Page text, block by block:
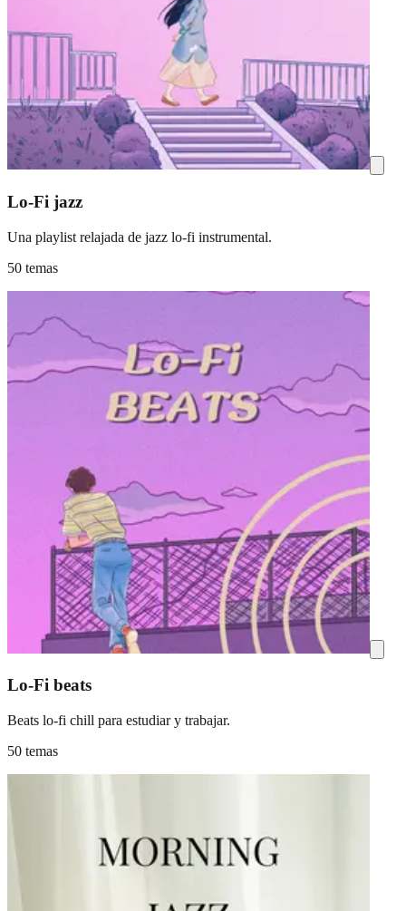
Lo-Fi jazz
Una playlist relajada de jazz lo-fi instrumental.
50 temas
Lo-Fi beats
Beats lo-fi chill para estudiar y trabajar.
50 temas